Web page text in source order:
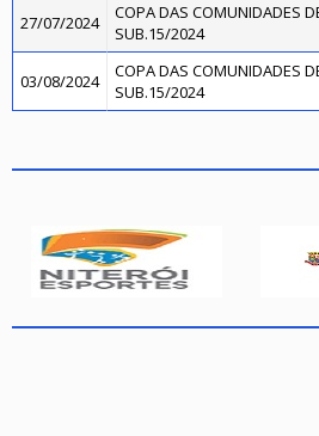
27/07/2024
COPA DAS COMUNIDADES
SUB.15/2024
03/08/2024
COPA DAS COMUNIDADES
SUB.15/2024